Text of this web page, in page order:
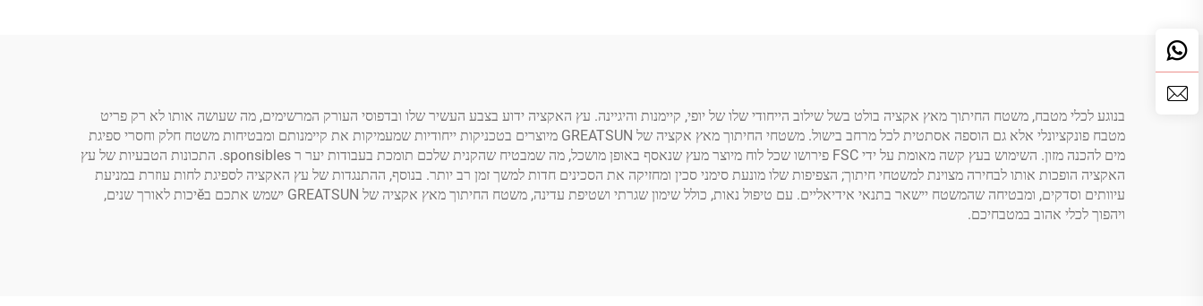
בנוגע לכלי מטבח, משטח החיתוך מאץ אקציה בולט בשל שילוב הייחודי שלו של יופי, קיימנות והיגיינה. עץ האקציה ידוע בצבע העשיר שלו ובדפוסי העורק המרשימים, מה שעושה אותו לא רק פריט
מטבח פונקציונלי אלא גם הוספה אסתטית לכל מרחב בישול. משטחי החיתוך מאץ אקציה של GREATSUN מיוצרים בטכניקות ייחודיות שמעמיקות את קיימנותם ומבטיחות משטח חלק וחסרי ספיגת
מים להכנה מזון. השימוש בעץ קשה מאומת על ידי FSC פירושו שכל לוח מיוצר מעץ שנאסף באופן מושכל, מה שמבטיח שהקנית שלכם תומכת בעבודות יער ר sponsibles. התכונות הטבעיות של עץ
האקציה הופכות אותו לבחירה מצוינת למשטחי חיתוך; הצפיפות שלו מונעת סימני סכין ומחזיקה את הסכינים חדות למשך זמן רב יותר. בנוסף, ההתנגדות של עץ האקציה לספיגת לחות עוזרת במניעת
עיוותים וסדקים, ומבטיחה שהמשטח יישאר בתנאי אידיאליים. עם טיפול נאות, כולל שימון שגרתי ושטיפת עדינה, משטח החיתוך מאץ אקציה של GREATSUN ישמש אתכם בĕיכות לאורך שנים,
ויהפוך לכלי אהוב במטבחיכם.